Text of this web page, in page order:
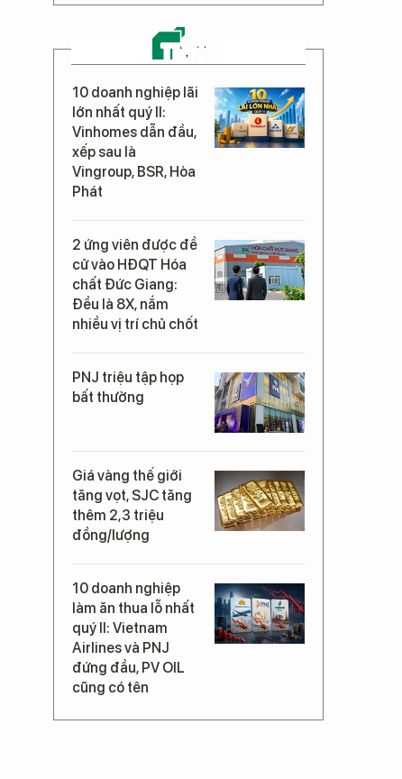
TIN MỚI
10 doanh nghiệp lãi
lớn nhất quý II:
Vinhomes dẫn đầu,
xếp sau là
Vingroup, BSR, Hòa
Phát
2 ứng viên được đề
cử vào HĐQT Hóa
chất Đức Giang:
Đều là 8X, nắm
nhiều vị trí chủ chốt
PNJ triệu tập họp
bất thường
Giá vàng thế giới
tăng vọt, SJC tăng
thêm 2,3 triệu
đồng/lượng
10 doanh nghiệp
làm ăn thua lỗ nhất
quý II: Vietnam
Airlines và PNJ
đứng đầu, PV OIL
cũng có tên